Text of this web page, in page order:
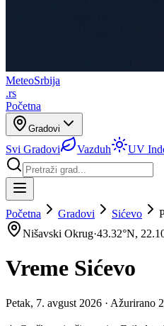
MeteoSrbija
.rs
Početna
Gradovi
Svi Gradovi Vazduh UV
Početna Gradovi Sićevo
Nišavski Okrug·43.32°N,
Vreme Sićevo
Petak, 7. avgust 2026 · Ažurirano